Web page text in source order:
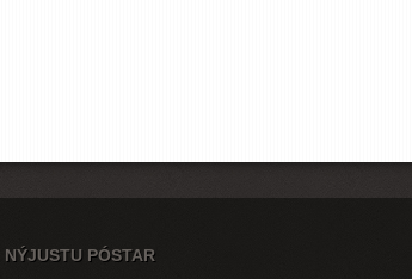
NÝJUSTU PÓSTAR